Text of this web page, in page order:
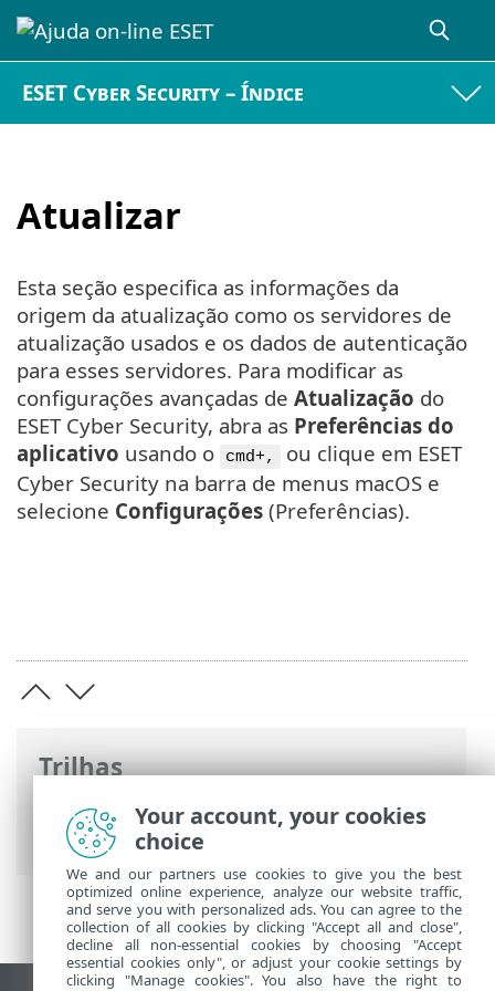
ESET Cyber Security – Índice
Atualizar
Trilhas
Ajuda on-line ESET>ESET Cyber Security
Preferências do aplicativo
Esta seção especifica as informações da
origem da atualização como os servidores de
atualização usados e os dados de autenticação
para esses servidores. Para modificar as
configurações avançadas de Atualização do
ESET Cyber Security, abra as Preferências do
aplicativo usando o cmd+,
ou clique em ESET
Cyber Security na barra de menus macOS e
selecione Configurações (Preferências).
Your account, your cookies
choice
We and our partners use cookies to give you the best
optimized online experience, analyze our website traffic,
and serve you with personalized ads. You can agree to the
collection of all cookies by clicking "Accept all and close",
decline all non-essential cookies by choosing "Accept
essential cookies only", or adjust your cookie settings by
clicking "Manage cookies". You also have the right to